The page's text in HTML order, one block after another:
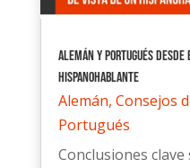
Alemán y portugués
hispanohablante
Alemán, Consejos
Portugués
Conclusiones